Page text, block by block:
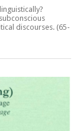
discourses. (65-